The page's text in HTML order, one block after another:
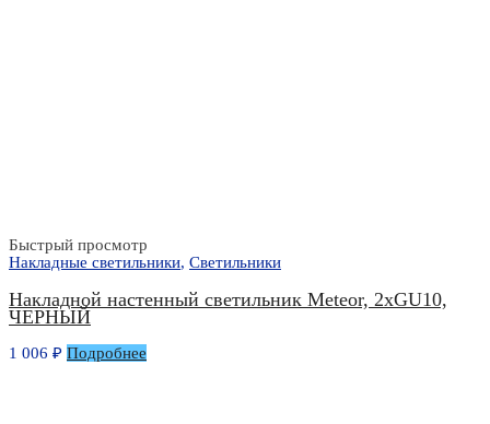
Быстрый просмотр
Накладные светильники, Светильники
Накладной настенный светильник Meteor, 2xGU10,
ЧЕРНЫЙ
1 006 ₽ Подробнее